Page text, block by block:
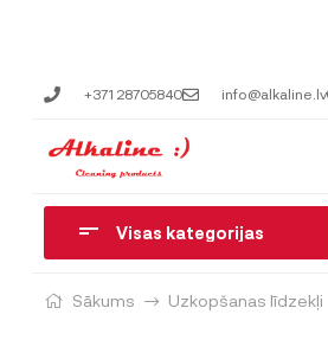
+371 28705840 info@alkaline.lv
Visas kategorijas
Sākums Uzkopšanas līdzekļi